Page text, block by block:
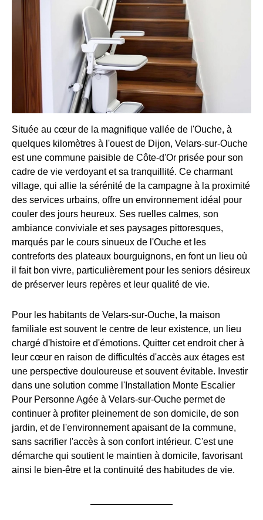
Située au cœur de la magnifique vallée de l'Ouche, à
quelques kilomètres à l'ouest de Dijon, Velars-sur-Ouche
est une commune paisible de Côte-d'Or prisée pour son
cadre de vie verdoyant et sa tranquillité. Ce charmant
village, qui allie la sérénité de la campagne à la proximité
des services urbains, offre un environnement idéal pour
couler des jours heureux. Ses ruelles calmes, son
ambiance conviviale et ses paysages pittoresques,
marqués par le cours sinueux de l'Ouche et les
contreforts des plateaux bourguignons, en font un lieu où
il fait bon vivre, particulièrement pour les seniors désireux
de préserver leurs repères et leur qualité de vie.
Pour les habitants de Velars-sur-Ouche, la maison
familiale est souvent le centre de leur existence, un lieu
chargé d'histoire et d'émotions. Quitter cet endroit cher à
leur cœur en raison de difficultés d'accès aux étages est
une perspective douloureuse et souvent évitable. Investir
dans une solution comme l'Installation Monte Escalier
Pour Personne Agée à Velars-sur-Ouche permet de
continuer à profiter pleinement de son domicile, de son
jardin, et de l'environnement apaisant de la commune,
sans sacrifier l'accès à son confort intérieur. C'est une
démarche qui soutient le maintien à domicile, favorisant
ainsi le bien-être et la continuité des habitudes de vie.